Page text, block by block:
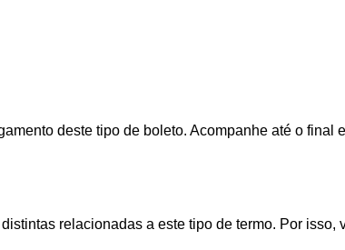
deste tipo de boleto. Acompanhe até o final
relacionadas a este tipo de termo. Por isso,